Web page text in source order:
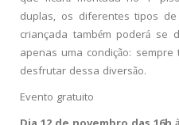
duplas, os diferentes tipos
criançada também poderá se
apenas uma condição:
desfrutar dessa diversão.
Evento gratuito